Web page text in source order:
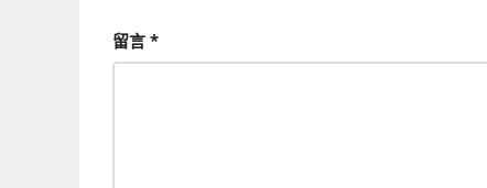
留言 *